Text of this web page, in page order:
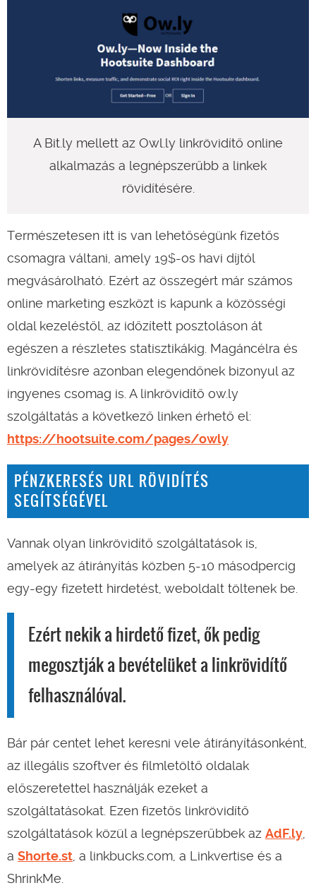
A Bit.ly mellett az Owl.ly linkrövidítő online
alkalmazás a legnépszerűbb a linkek
rövidítésére.
Természetesen itt is van lehetőségünk fizetős
csomagra váltani, amely 19$-os havi díjtól
megvásárolható. Ezért az összegért már számos
online marketing eszközt is kapunk a közösségi
oldal kezeléstől, az időzített posztoláson át
egészen a részletes statisztikákig. Magáncélra és
linkrövidítésre azonban elegendőnek bizonyul az
ingyenes csomag is. A linkrövidítő ow.ly
szolgáltatás a következő linken érhető el:
https://hootsuite.com/pages/owly
PÉNZKERESÉS URL RÖVIDÍTÉS
SEGÍTSÉGÉVEL
Vannak olyan linkrövidítő szolgáltatások is,
amelyek az átirányítás közben 5-10 másodpercig
egy-egy fizetett hirdetést, weboldalt töltenek be.
Ezért nekik a hirdető fizet, ők pedig
megosztják a bevételüket a linkrövidítő
felhasználóval.
Bár pár centet lehet keresni vele átirányításonként,
az illegális szoftver és filmletöltő oldalak
előszeretettel használják ezeket a
szolgáltatásokat. Ezen fizetős linkrövidítő
szolgáltatások közül a legnépszerűbbek az AdF.ly
a Shorte.st , a linkbucks.com, a Linkvertise és a
ShrinkMe.